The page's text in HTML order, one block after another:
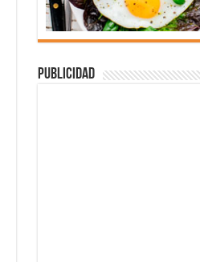
Publicidad